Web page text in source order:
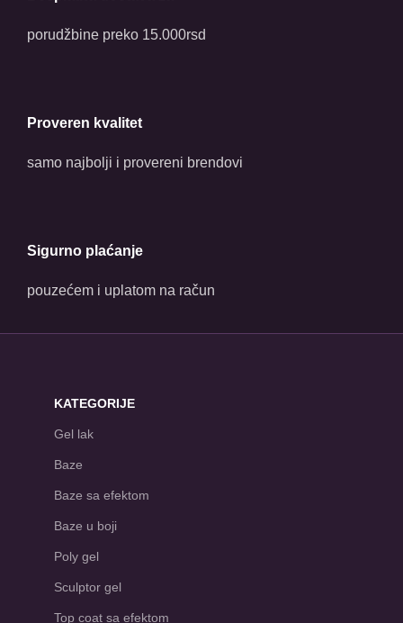
porudžbine preko 15.000rsd
Proveren kvalitet
samo najbolji i provereni brendovi
Sigurno plaćanje
pouzećem i uplatom na račun
KATEGORIJE
Gel lak
Baze
Baze sa efektom
Baze u boji
Poly gel
Sculptor gel
Top coat sa efektom